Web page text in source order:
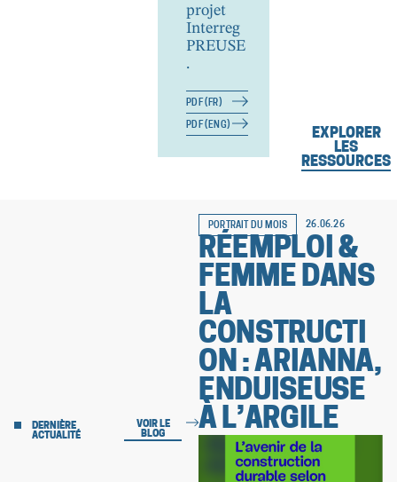
projet
Interreg
PREUSE
.
PDF (FR)
PDF (ENG)
EXPLORER
LES
RESSOURCES
DERNIÈRE
ACTUALITÉ
VOIR LE
BLOG
PORTRAIT DU MOIS 26.06.26
RÉEMPLOI &
FEMME DANS
LA
CONSTRUCTI
ON : ARIANNA,
ENDUISEUSE
À L’ARGILE